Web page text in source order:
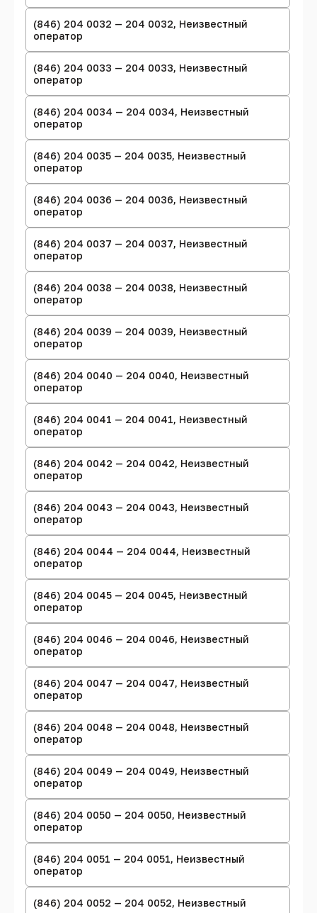
(846) 204 0032 — 204 0032, Неизвестный
оператор
(846) 204 0033 — 204 0033, Неизвестный
оператор
(846) 204 0034 — 204 0034, Неизвестный
оператор
(846) 204 0035 — 204 0035, Неизвестный
оператор
(846) 204 0036 — 204 0036, Неизвестный
оператор
(846) 204 0037 — 204 0037, Неизвестный
оператор
(846) 204 0038 — 204 0038, Неизвестный
оператор
(846) 204 0039 — 204 0039, Неизвестный
оператор
(846) 204 0040 — 204 0040, Неизвестный
оператор
(846) 204 0041 — 204 0041, Неизвестный
оператор
(846) 204 0042 — 204 0042, Неизвестный
оператор
(846) 204 0043 — 204 0043, Неизвестный
оператор
(846) 204 0044 — 204 0044, Неизвестный
оператор
(846) 204 0045 — 204 0045, Неизвестный
оператор
(846) 204 0046 — 204 0046, Неизвестный
оператор
(846) 204 0047 — 204 0047, Неизвестный
оператор
(846) 204 0048 — 204 0048, Неизвестный
оператор
(846) 204 0049 — 204 0049, Неизвестный
оператор
(846) 204 0050 — 204 0050, Неизвестный
оператор
(846) 204 0051 — 204 0051, Неизвестный
оператор
(846) 204 0052 — 204 0052, Неизвестный